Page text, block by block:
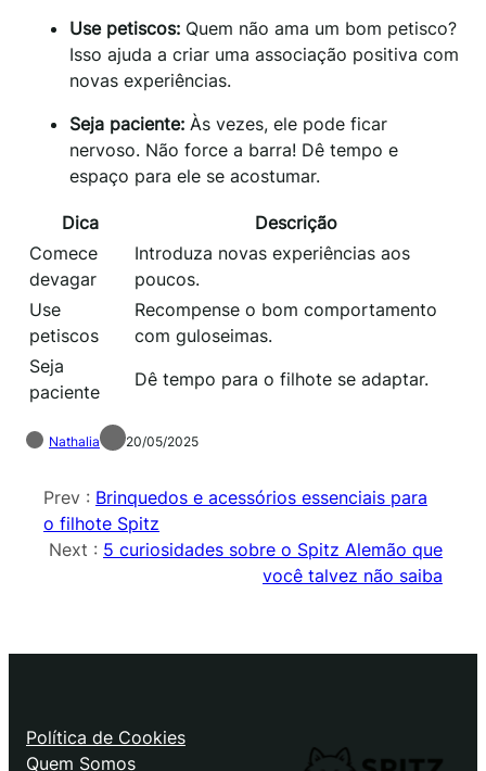
Use petiscos: Quem não ama um bom petisco?
Isso ajuda a criar uma associação positiva com
novas experiências.
Seja paciente: Às vezes, ele pode ficar
nervoso. Não force a barra! Dê tempo e
espaço para ele se acostumar.
Dica
Descrição
Comece
devagar
Introduza novas experiências aos
poucos.
Use
petiscos
Recompense o bom comportamento
com guloseimas.
Seja
paciente
Dê tempo para o filhote se adaptar.
Nathalia 20/05/2025
Prev : Brinquedos e acessórios essenciais para
o filhote Spitz
Next : 5 curiosidades sobre o Spitz Alemão que
você talvez não saiba
Política de Cookies
Quem Somos